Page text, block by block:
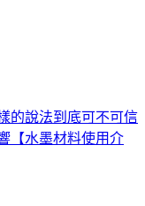
的說法到底可不可信
【水墨材料使用介